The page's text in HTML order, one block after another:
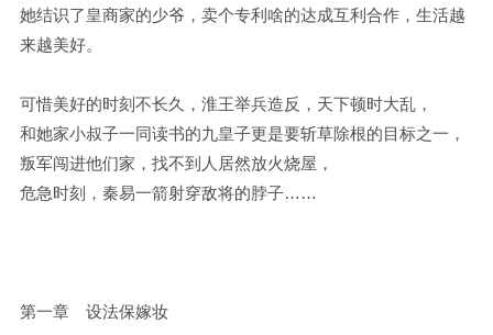
她结识了皇商家的少爷，卖个专利啥的达成互利合作，生活越
来越美好。
可惜美好的时刻不长久，淮王举兵造反，天下顿时大乱，
和她家小叔子一同读书的九皇子更是要斩草除根的目标之一，
叛军闯进他们家，找不到人居然放火烧屋，
危急时刻，秦易一箭射穿敌将的脖子……
第一章 设法保嫁妆